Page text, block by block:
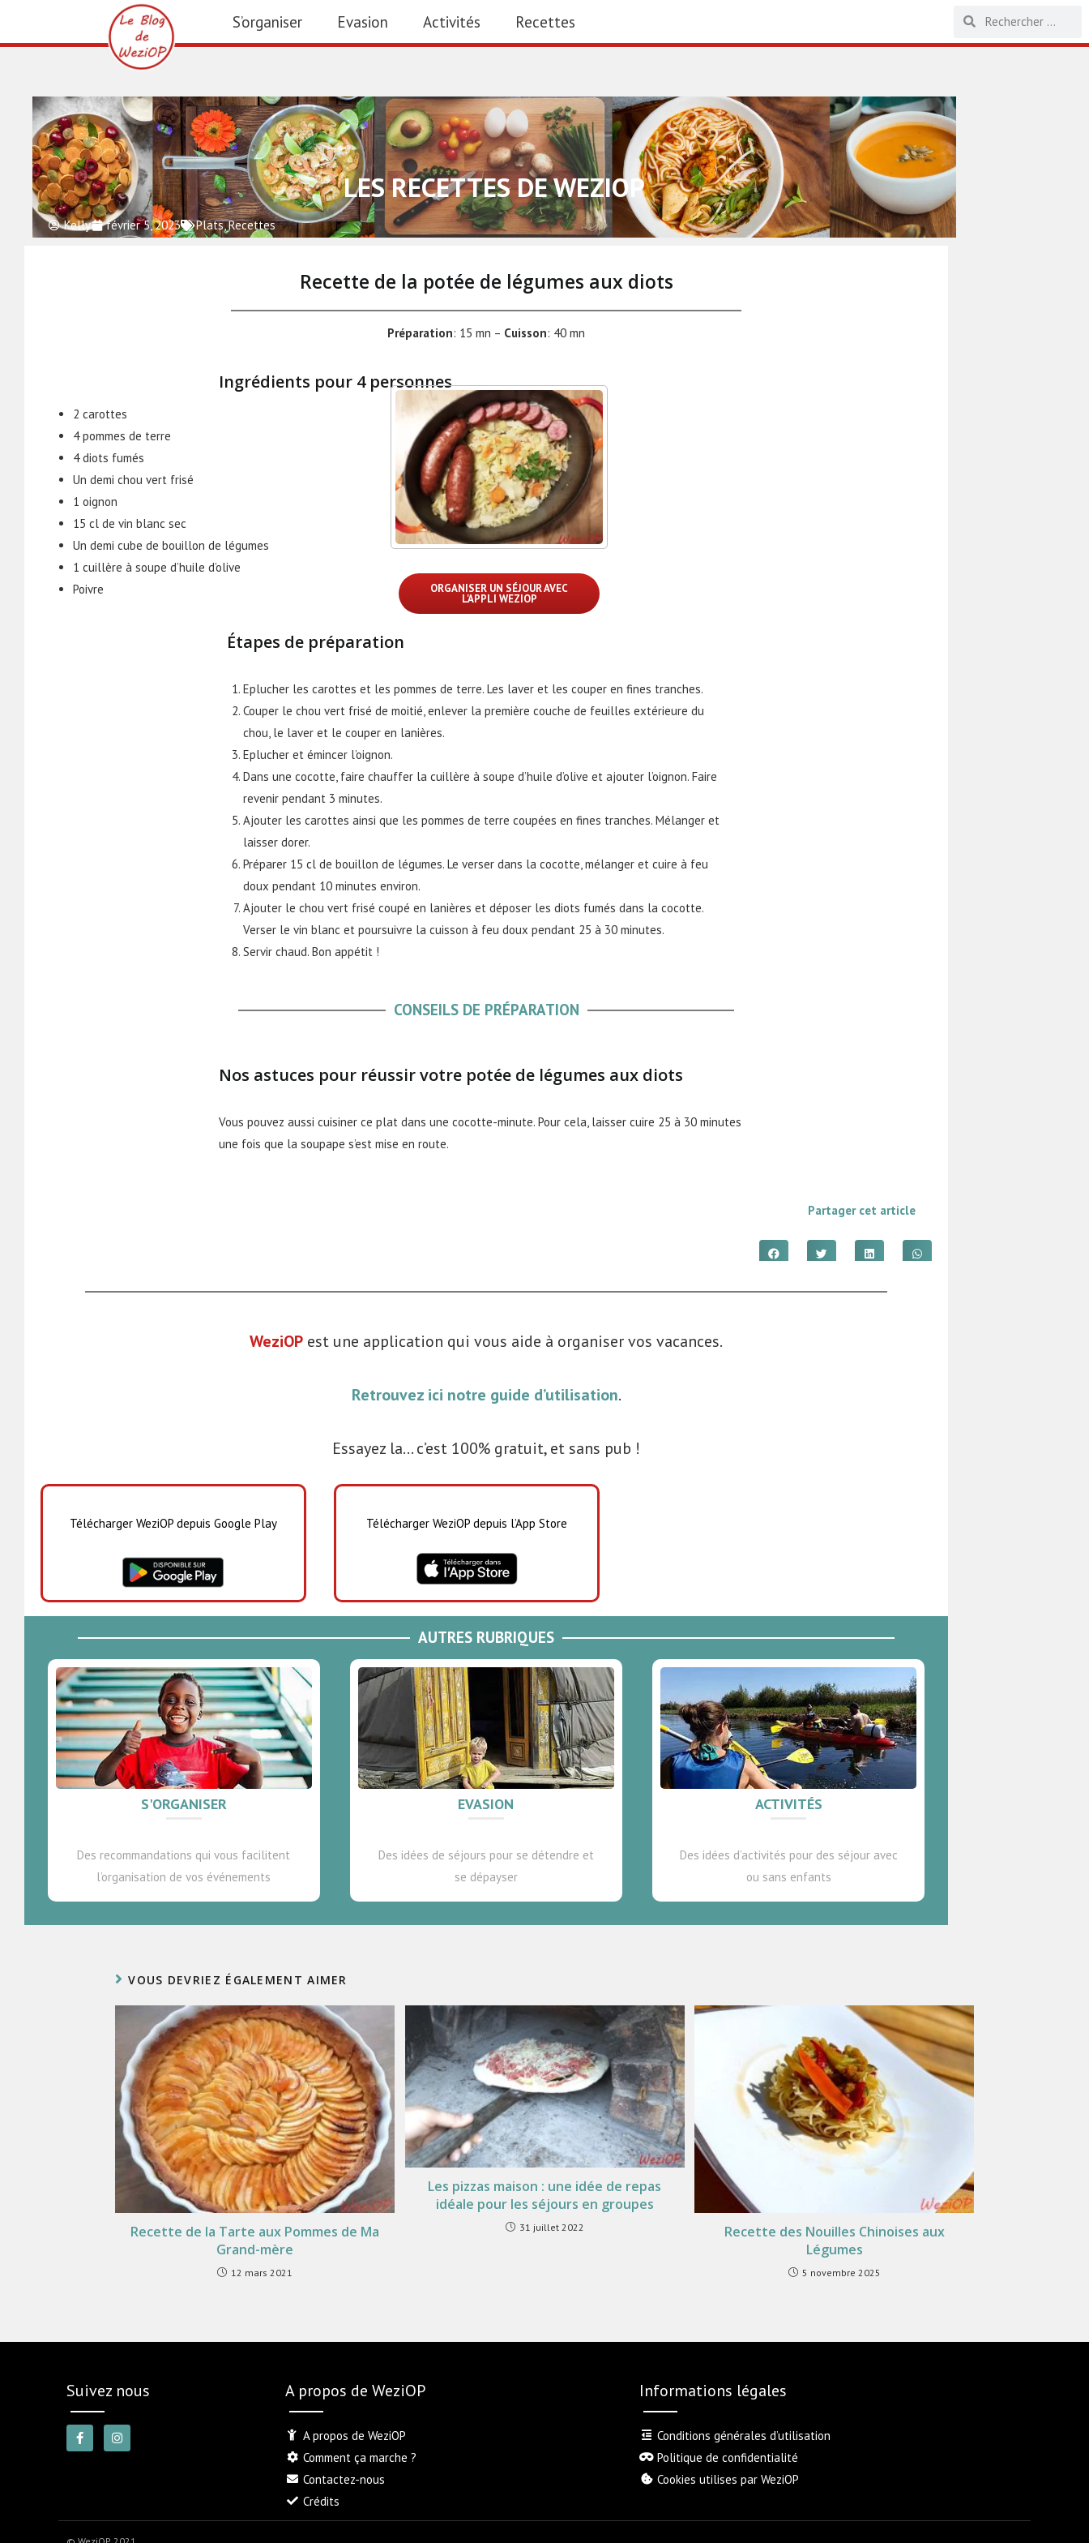
S’organiser Evasion Activités Recettes
LES RECETTES DE WEZIOP
Kelly février 5, 2023 Plats,Recettes
Recette de la potée de légumes aux diots
Préparation: 15 mn – Cuisson: 40 mn
Ingrédients pour 4 personnes
2 carottes
4 pommes de terre
4 diots fumés
Un demi chou vert frisé
1 oignon
15 cl de vin blanc sec
Un demi cube de bouillon de légumes
1 cuillère à soupe d’huile d’olive
Poivre
ORGANISER UN SÉJOUR AVEC
L'APPLI WEZIOP
Étapes de préparation
Eplucher les carottes et les pommes de terre. Les laver et les couper en fines tranches.
Couper le chou vert frisé de moitié, enlever la première couche de feuilles extérieure du
chou, le laver et le couper en lanières.
Eplucher et émincer l’oignon.
Dans une cocotte, faire chauffer la cuillère à soupe d’huile d’olive et ajouter l’oignon. Faire
revenir pendant 3 minutes.
Ajouter les carottes ainsi que les pommes de terre coupées en fines tranches. Mélanger et
laisser dorer.
Préparer 15 cl de bouillon de légumes. Le verser dans la cocotte, mélanger et cuire à feu
doux pendant 10 minutes environ.
Ajouter le chou vert frisé coupé en lanières et déposer les diots fumés dans la cocotte.
Verser le vin blanc et poursuivre la cuisson à feu doux pendant 25 à 30 minutes.
Servir chaud. Bon appétit !
CONSEILS DE PRÉPARATION
Nos astuces pour réussir votre potée de légumes aux diots
Vous pouvez aussi cuisiner ce plat dans une cocotte-minute. Pour cela, laisser cuire 25 à 30 minutes
une fois que la soupape s’est mise en route.
Partager cet article
WeziOP est une application qui vous aide à organiser vos vacances.
Retrouvez ici notre guide d’utilisation.
Essayez la… c’est 100% gratuit, et sans pub !
Télécharger WeziOP depuis Google Play Télécharger WeziOP depuis l’App Store
AUTRES RUBRIQUES
S'ORGANISER
Des recommandations qui vous facilitent
l’organisation de vos événements
EVASION
Des idées de séjours pour se détendre et
se dépayser
ACTIVITÉS
Des idées d’activités pour des séjour avec
ou sans enfants
VOUS DEVRIEZ ÉGALEMENT AIMER
Recette de la Tarte aux Pommes de Ma
Grand-mère
12 mars 2021
Les pizzas maison : une idée de repas
idéale pour les séjours en groupes
31 juillet 2022
Recette des Nouilles Chinoises aux
Légumes
5 novembre 2025
Suivez nous A propos de WeziOP
A propos de WeziOP
Comment ça marche ?
Contactez-nous
Crédits
Informations légales
Conditions générales d’utilisation
Politique de confidentialité
Cookies utilises par WeziOP